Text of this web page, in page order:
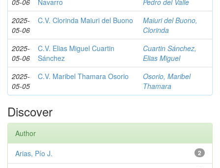
05-06
Navarro
Pedro del Valle
2025-
05-06
C.V. Clorinda Maiuri del Buono
Maiuri del Buono,
Clorinda
2025-
05-06
C.V. Elias Miguel Cuartin
Sánchez
Cuartin Sánchez,
Elias Miguel
2025-
05-05
C.V. Maribel Thamara Osorio
Osorio, Maribel
Thamara
Discover
Author
2
Arias, Pío J.